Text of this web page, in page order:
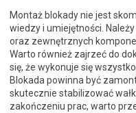
Montaż blokady nie jest
wiedzy i umiejętności.
oraz zewnętrznych
Warto również zajrzeć do
się, że wykonuje się
Blokada powinna być
skutecznie stabilizować
zakończeniu prac, warto